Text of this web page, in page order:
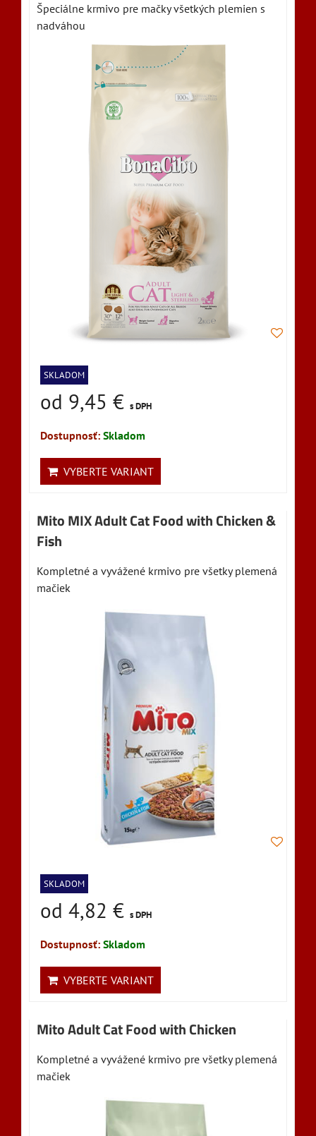
Špeciálne krmivo pre mačky všetkých plemien s
nadváhou
SKLADOM
od 9,45 € s DPH
Dostupnosť: Skladom
VYBERTE VARIANT
Mito MIX Adult Cat Food with Chicken &
Fish
Kompletné a vyvážené krmivo pre všetky plemená
mačiek
SKLADOM
od 4,82 € s DPH
Dostupnosť: Skladom
VYBERTE VARIANT
Mito Adult Cat Food with Chicken
Kompletné a vyvážené krmivo pre všetky plemená
mačiek